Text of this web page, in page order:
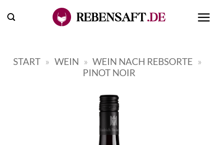
Inhalt
START » WEIN » WEIN NACH REBSORTE »
PINOT NOIR